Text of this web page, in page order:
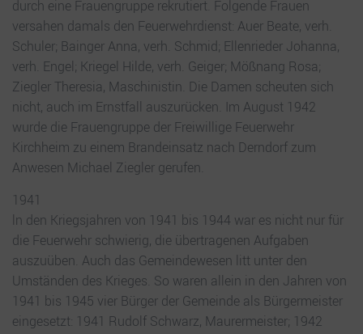
durch eine Frauengruppe rekrutiert. Folgende Frauen
versahen damals den Feuerwehrdienst: Auer Beate, verh.
Schuler; Bainger Anna, verh. Schmid; Ellenrieder Johanna,
verh. Engel; Kriegel Hilde, verh. Geiger; Mößnang Rosa;
Ziegler Theresia, Maschinistin. Die Damen scheuten sich
nicht, auch im Ernstfall auszurücken. Im August 1942
wurde die Frauengruppe der Freiwillige Feuerwehr
Kirchheim zu einem Brandeinsatz nach Derndorf zum
Anwesen Michael Ziegler gerufen.
1941
ln den Kriegsjahren von 1941 bis 1944 war es nicht nur für
die Feuerwehr schwierig, die übertragenen Aufgaben
auszuüben. Auch das Gemeindewesen litt unter den
Umständen des Krieges. So waren allein in den Jahren von
1941 bis 1945 vier Bürger der Gemeinde als Bürgermeister
eingesetzt: 1941 Rudolf Schwarz, Maurermeister; 1942